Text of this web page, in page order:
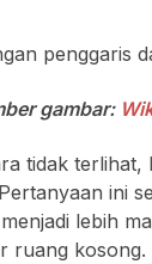
gambar:
tidak terlihat,
ini
lebih
kosong.